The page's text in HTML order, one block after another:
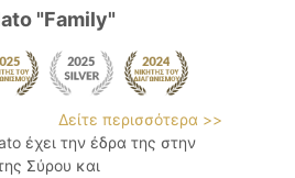
"Family"
Δείτε περισσότερα >>
έχει την έδρα της στην
Σύρου και